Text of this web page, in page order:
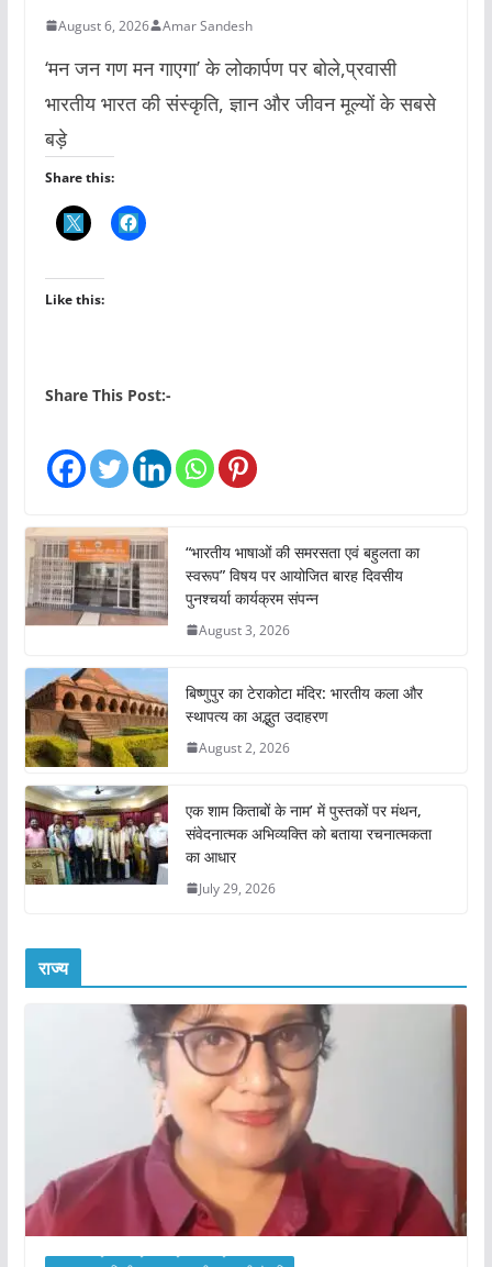
August 6, 2026 Amar Sandesh
‘मन जन गण मन गाएगा’ के लोकार्पण पर बोले,प्रवासी
भारतीय भारत की संस्कृति, ज्ञान और जीवन मूल्यों के सबसे
बड़े
Share this:
Like this:
Share This Post:-
“भारतीय भाषाओं की समरसता एवं बहुलता का
स्वरूप” विषय पर आयोजित बारह दिवसीय
पुनश्चर्या कार्यक्रम संपन्न
August 3, 2026
बिष्णुपुर का टेराकोटा मंदिर: भारतीय कला और
स्थापत्य का अद्भुत उदाहरण
August 2, 2026
एक शाम किताबों के नाम’ में पुस्तकों पर मंथन,
संवेदनात्मक अभिव्यक्ति को बताया रचनात्मकता
का आधार
July 29, 2026
राज्य